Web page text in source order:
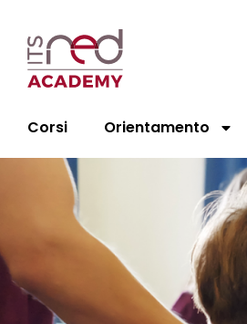
Corsi Orientamento